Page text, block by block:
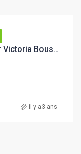
Appartement de 117m2 au Quartier Victoria Bouskoura
il y a3 ans